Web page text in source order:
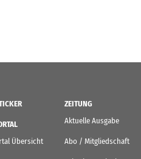
Übersicht
ZEITUNG
Aktuelle Ausgabe
Abo / Mitgliedschaft